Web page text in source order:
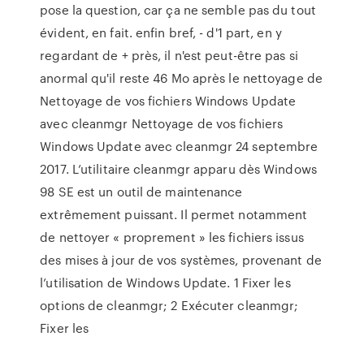
pose la question, car ça ne semble pas du tout
évident, en fait. enfin bref, - d'1 part, en y
regardant de + près, il n'est peut-être pas si
anormal qu'il reste 46 Mo après le nettoyage de
Nettoyage de vos fichiers Windows Update
avec cleanmgr Nettoyage de vos fichiers
Windows Update avec cleanmgr 24 septembre
2017. L’utilitaire cleanmgr apparu dès Windows
98 SE est un outil de maintenance
extrêmement puissant. Il permet notamment
de nettoyer « proprement » les fichiers issus
des mises à jour de vos systèmes, provenant de
l’utilisation de Windows Update. 1 Fixer les
options de cleanmgr; 2 Exécuter cleanmgr;
Fixer les